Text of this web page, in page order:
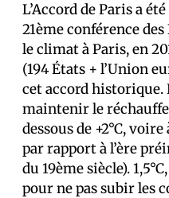
L’Accord de Paris a
21ème conférence
le climat à Paris, en
(194 États + l’Union
cet accord historique.
maintenir le
dessous de +2°C,
par rapport à l’ère
du 19ème siècle).
pour ne pas subir les